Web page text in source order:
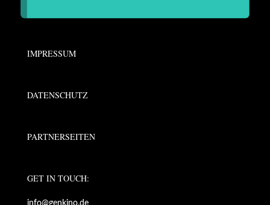
IMPRESSUM
DATENSCHUTZ
PARTNERSEITEN
GET IN TOUCH: